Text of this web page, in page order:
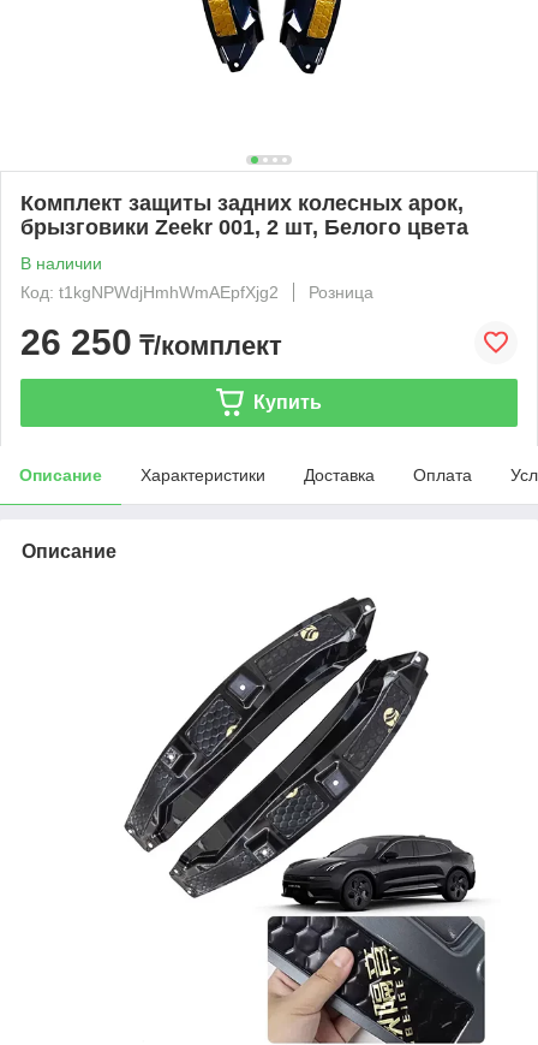
Комплект защиты задних колесных арок,
брызговики Zeekr 001, 2 шт, Белого цвета
В наличии
Код: t1kgNPWdjHmhWmAEpfXjg2
Розница
26 250 ₸/комплект
Купить
Описание Характеристики Доставка Оплата
Описание